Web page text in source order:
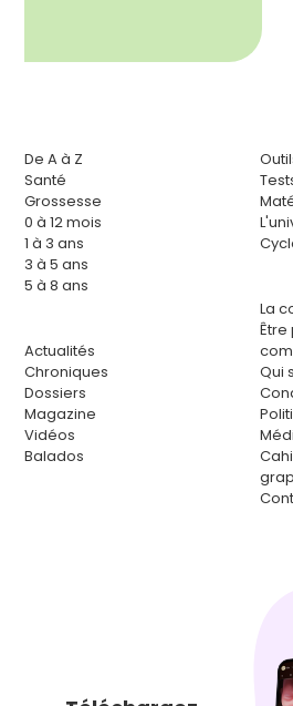
De A à Z
Santé
Grossesse
0 à 12 mois
1 à 3 ans
3 à 5 ans
5 à 8 ans
Actualités
Chroniques
Dossiers
Magazine
Vidéos
Balados
La
Être
Qui